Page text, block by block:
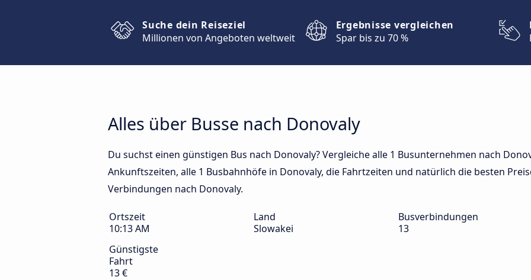
Suche dein Reiseziel
Millionen von Angeboten weltweit
Ergebnisse vergleichen
Spar bis zu 70 %
Alles über Busse nach Donovaly
Du suchst einen günstigen Bus nach Donovaly? Vergleiche alle 1 Busunternehmen nach
Ankunftszeiten, alle 1 Busbahnhöfe in Donovaly, die Fahrtzeiten und natürlich die besten
Verbindungen nach Donovaly.
Ortszeit
10:13 AM
Land
Slowakei
Busverbindungen
13
Günstigste
Fahrt
13 €